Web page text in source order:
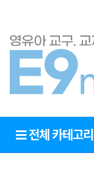
전체 카테고리